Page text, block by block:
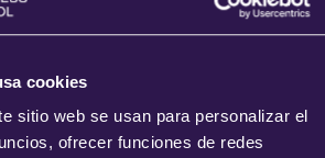
cookies
sitio web se usan para personalizar el
ofrecer funciones de redes